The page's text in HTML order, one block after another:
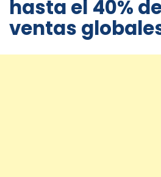
hasta el 40%
ventas